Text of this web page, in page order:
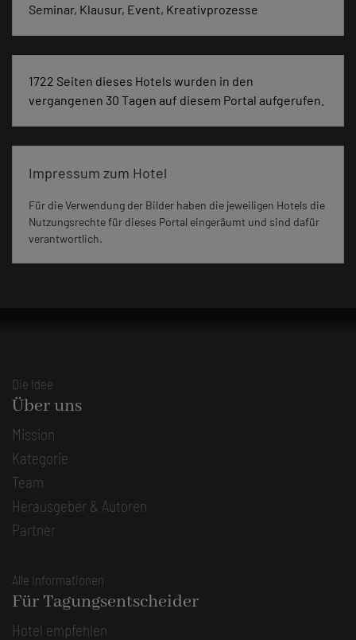
Seminar, Klausur, Event, Kreativprozesse
1722 Seiten dieses Hotels wurden in den
vergangenen 30 Tagen auf diesem Portal aufgerufen.
Impressum zum Hotel
Für die Verwendung der Bilder haben die jeweiligen Hotels die
Nutzungsrechte für dieses Portal eingeräumt und sind dafür
verantwortlich.
Die Idee
Über uns
Mission
Kategorie
Team
Herausgeber & Autoren
Partner
Alle Informationen
Für Tagungsentscheider
Hotel empfehlen